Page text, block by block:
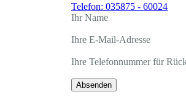
Telefon: 035875 - 60024
Ihr Name
Ihre E-Mail-Adresse
Ihre Telefonnummer für
Absenden